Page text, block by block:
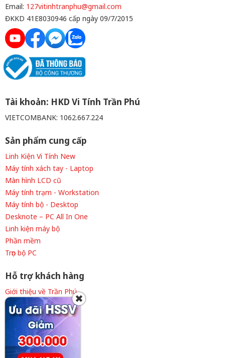
Email: 127vitinhtranphu@gmail.com
ĐKKD 41E8030946 cấp ngày 09/7/2015
Tài khoản: HKD Vi Tính Trần Phú
VIETCOMBANK: 1062.667.224
Sản phẩm cung cấp
Linh Kiện Vi Tính New
Máy tính xách tay - Laptop
Màn hình LCD cũ
Máy tính trạm - Workstation
Máy tính bộ - Desktop
Desknote – PC All In One
Linh kiện máy bộ
Phần mềm
Trọn bộ PC
Hỗ trợ khách hàng
Giới thiệu về Trần Phú
Thông tin tuyển dụng
Liên hệ cửa hàng
Chính sách thanh toán
Chính sách giao hàng
Chính sách bảo hành
✖